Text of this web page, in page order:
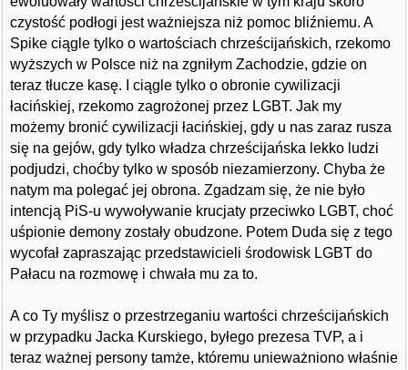
czystość podłogi jest ważniejsza niż pomoc bliźniemu. A
Spike ciągle tylko o wartościach chrześcijańskich, rzekomo
wyższych w Polsce niż na zgniłym Zachodzie, gdzie on
teraz tłucze kasę. I ciągle tylko o obronie cywilizacji
łacińskiej, rzekomo zagrożonej przez LGBT. Jak my
możemy bronić cywilizacji łacińskiej, gdy u nas zaraz rusza
się na gejów, gdy tylko władza chrześcijańska lekko ludzi
podjudzi, choćby tylko w sposób niezamierzony. Chyba że
natym ma polegać jej obrona. Zgadzam się, że nie było
intencją PiS-u wywoływanie krucjaty przeciwko LGBT, choć
uśpionie demony zostały obudzone. Potem Duda się z tego
wycofał zapraszając przedstawicieli środowisk LGBT do
Pałacu na rozmowę i chwała mu za to.
A co Ty myślisz o przestrzeganiu wartości chrześcijańskich
w przypadku Jacka Kurskiego, byłego prezesa TVP, a i
teraz ważnej persony tamże, któremu unieważniono właśnie